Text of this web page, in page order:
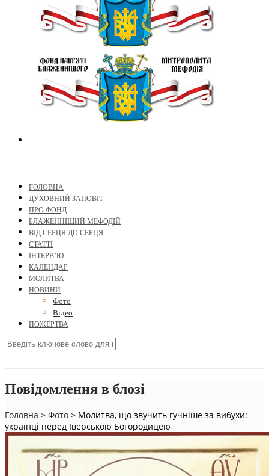
ГОЛОВНА
ДУХОВНИЙ ЗАПОВІТ
ПРО ФОНД
БЛАЖЕННІШИЙ МЕФОДІЙ
ВІД СЕРЦЯ ДО СЕРЦЯ
СТАТТІ
ІНТЕРВ’Ю
КАЛЕНДАР
МОЛИТВА
НОВИНИ
Фото
Відео
ПОЖЕРТВА
Повідомлення в блозі
Головна > Фото > Молитва, що звучить гучніше за вибухи:
українці перед Іверською Богородицею